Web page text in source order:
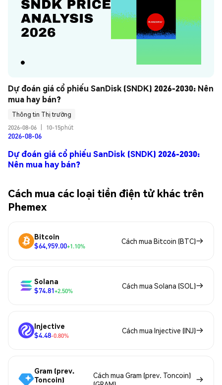
Dự đoán giá cổ phiếu SanDisk (SNDK) 2026-2030: Nên
mua hay bán?
Thông tin Thị trường
2026-08-06
10-15phút
2026-08-06
Dự đoán giá cổ phiếu SanDisk (SNDK) 2026-2030:
Nên mua hay bán?
Cách mua các loại tiền điện tử khác trên
Phemex
Bitcoin
$64,959.00+1.10%
Cách mua Bitcoin (BTC)
Solana
$74.81+2.50%
Cách mua Solana (SOL)
Injective
$4.48-0.80%
Cách mua Injective (INJ)
Gram (prev.
Toncoin)
Cách mua Gram (prev. Toncoin)